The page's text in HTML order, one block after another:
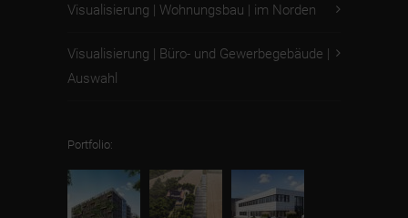
Visualisierung | Wohnungsbau | im Norden
Visualisierung | Büro- und Gewerbegebäude |
Auswahl
Portfolio: